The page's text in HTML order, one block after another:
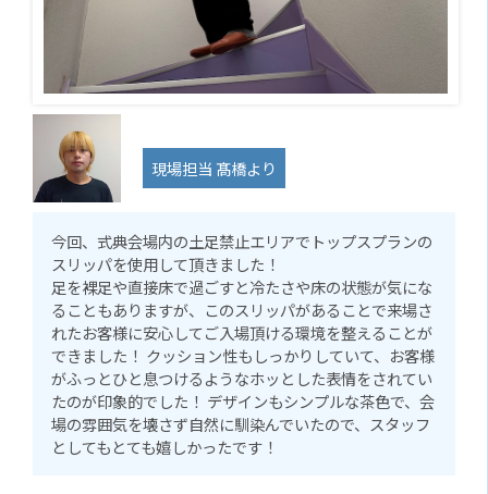
現場担当 髙橋より
今回、式典会場内の土足禁止エリアでトップスプランの
スリッパを使用して頂きました！
足を裸足や直接床で過ごすと冷たさや床の状態が気にな
ることもありますが、このスリッパがあることで来場さ
れたお客様に安心してご入場頂ける環境を整えることが
できました！ クッション性もしっかりしていて、お客様
がふっとひと息つけるようなホッとした表情をされてい
たのが印象的でした！ デザインもシンプルな茶色で、会
場の雰囲気を壊さず自然に馴染んでいたので、スタッフ
としてもとても嬉しかったです！